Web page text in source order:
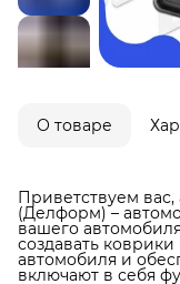
О товаре
Приветствуем
(Делформ) –
вашего
создавать
автомобиля и
включают в себя